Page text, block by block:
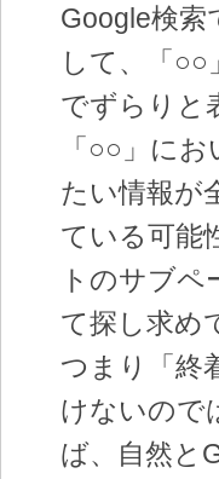
Google検索
して、「
でずらりと
「○○」に
たい情報が
ている可能
トのサブ
て探し求め
つまり「終
けないので
ば、自然と